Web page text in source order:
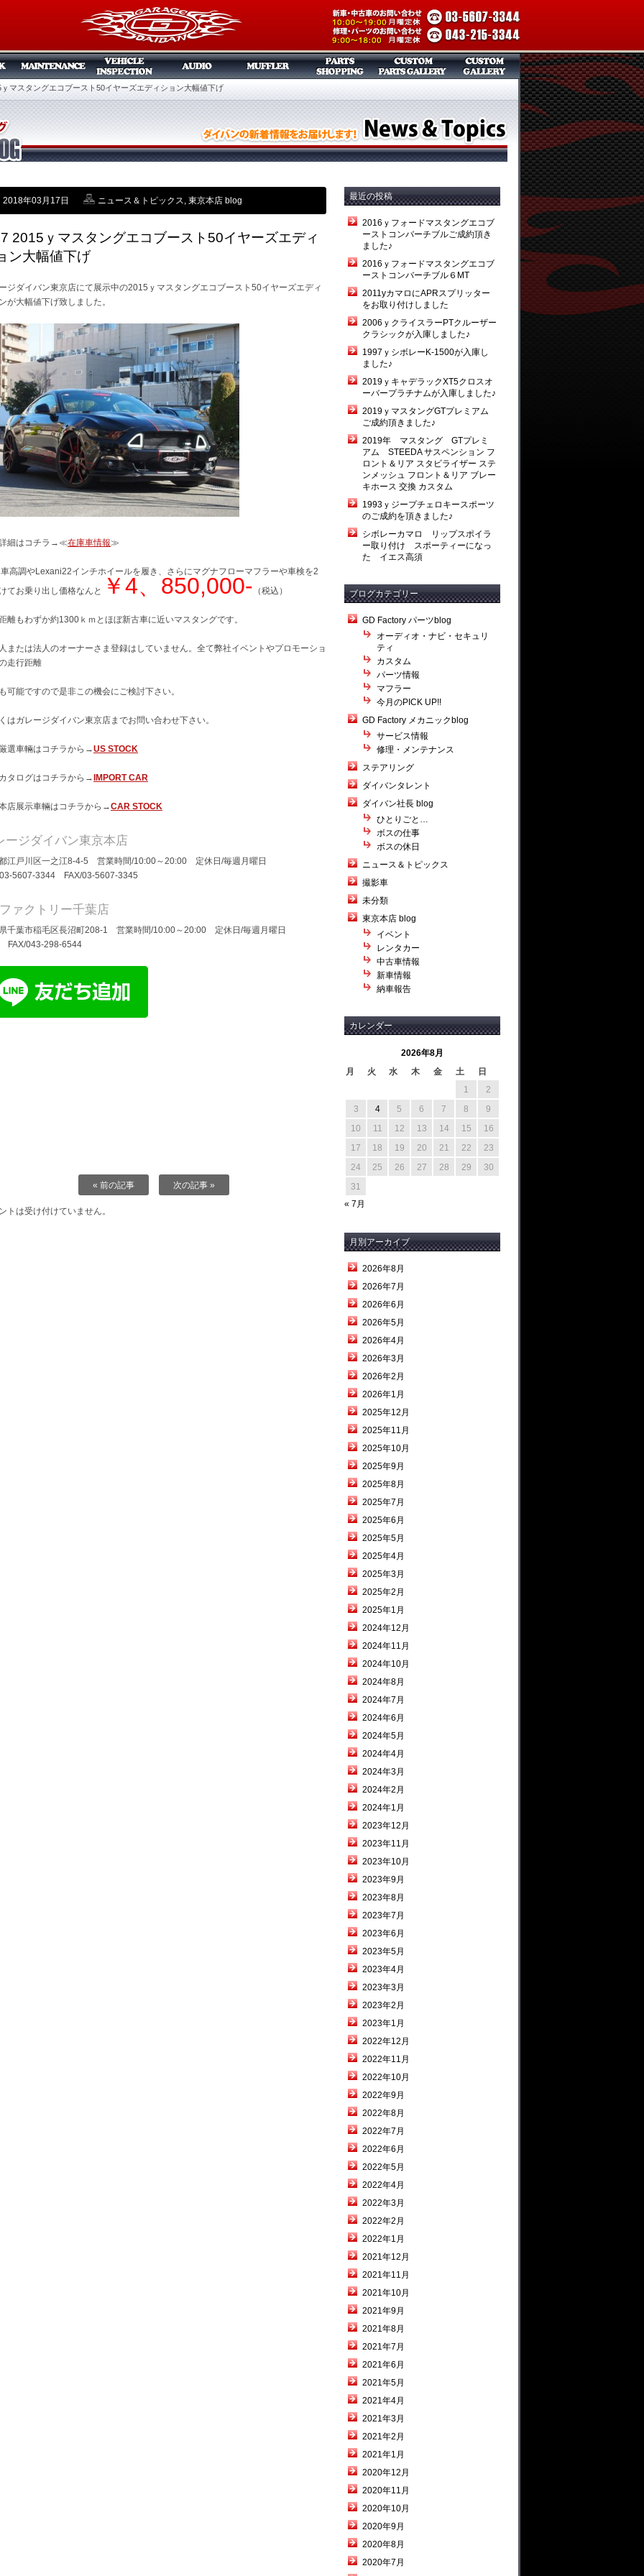
ｙマスタングエコブースト50イヤーズエディション大幅値下げ
2018年03月17日 ニュース＆トピックス, 東京本店 blog
2015ｙマスタングエコブースト50イヤーズエディ
ン大幅値下げ
ジダイバン東京店にて展示中の2015ｙマスタングエコブースト50イヤーズエディ
が大幅値下げ致しました。
細はコチラ→≪在庫車情報≫
高調やLexani22インチホイールを履き、さらにマグナフローマフラーや車検を2
てお乗り出し価格なんと
￥4、850,000- （税込）
離もわずか約1300ｋｍとほぼ新古車に近いマスタングです。
または法人のオーナーさま登録はしていません。全て弊社イベントやプロモーショ
走行距離
可能ですので是非この機会にご検討下さい。
はガレージダイバン東京店までお問い合わせ下さい。
選車輛はコチラから→US STOCK
タログはコチラから→ IMPORT CAR
店展示車輛はコチラから→CAR STOCK
ージダイバン東京本店
江戸川区一之江8-4-5 営業時間/10:00～20:00 定休日/毎週月曜日
5607-3344 FAX/03-5607-3345
ァクトリー千葉店
千葉市稲毛区長沼町208-1 営業時間/10:00～20:00 定休日/毎週月曜日
FAX/043-298-6544
« 前の記事 次の記事 »
トは受け付けていません。
最近の投稿
2016ｙフォードマスタングエコブ
ーストコンバーチブルご成約頂き
ました♪
2016ｙフォードマスタングエコブ
ーストコンバーチブル６MT
2011yカマロにAPRスプリッター
をお取り付けしました
2006ｙクライスラーPTクルーザー
クラシックが入庫しました♪
1997ｙシボレーK-1500が入庫し
ました♪
2019ｙキャデラックXT5クロスオ
ーバープラチナムが入庫しました♪
2019ｙマスタングGTプレミアム
ご成約頂きました♪
2019年 マスタング GTプレミ
アム STEEDA サスペンション フ
ロント＆リア スタビライザー ステ
ンメッシュ フロント＆リア ブレー
キホース 交換 カスタム
1993ｙジープチェロキースポーツ
のご成約を頂きました♪
シボレーカマロ リップスポイラ
ー取り付け スポーティーになっ
た イエス高須
ブログカテゴリー
GD Factory パーツblog
オーディオ・ナビ・セキュリ
ティ
カスタム
パーツ情報
マフラー
今月のPICK UP!!
GD Factory メカニックblog
サービス情報
修理・メンテナンス
ステアリング
ダイバンタレント
ダイバン社長 blog
ひとりごと…
ボスの仕事
ボスの休日
ニュース＆トピックス
撮影車
未分類
東京本店 blog
イベント
レンタカー
中古車情報
新車情報
納車報告
カレンダー
2026年8月
月
火 水 木 金 土
日
1
2
3
4 5 6 7 8
9
10
11 12 13 14 15
16
17
18 19 20 21 22
23
24
25 26 27 28 29
30
31
« 7月
月別アーカイブ
2026年8月
2026年7月
2026年6月
2026年5月
2026年4月
2026年3月
2026年2月
2026年1月
2025年12月
2025年11月
2025年10月
2025年9月
2025年8月
2025年7月
2025年6月
2025年5月
2025年4月
2025年3月
2025年2月
2025年1月
2024年12月
2024年11月
2024年10月
2024年8月
2024年7月
2024年6月
2024年5月
2024年4月
2024年3月
2024年2月
2024年1月
2023年12月
2023年11月
2023年10月
2023年9月
2023年8月
2023年7月
2023年6月
2023年5月
2023年4月
2023年3月
2023年2月
2023年1月
2022年12月
2022年11月
2022年10月
2022年9月
2022年8月
2022年7月
2022年6月
2022年5月
2022年4月
2022年3月
2022年2月
2022年1月
2021年12月
2021年11月
2021年10月
2021年9月
2021年8月
2021年7月
2021年6月
2021年5月
2021年4月
2021年3月
2021年2月
2021年1月
2020年12月
2020年11月
2020年10月
2020年9月
2020年8月
2020年7月